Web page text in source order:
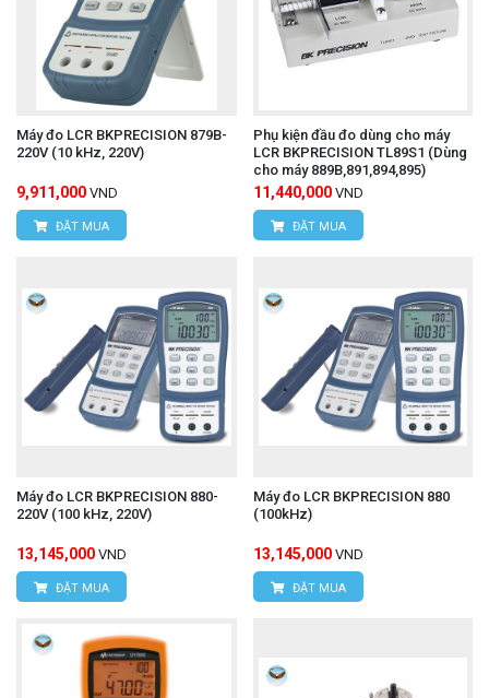
Máy đo LCR BKPRECISION 879B-
220V (10 kHz, 220V)
9,911,000 VND
ĐẶT MUA
Phụ kiện đầu đo dùng cho máy
LCR BKPRECISION TL89S1 (Dùng
cho máy 889B,891,894,895)
11,440,000 VND
ĐẶT MUA
Máy đo LCR BKPRECISION 880-
220V (100 kHz, 220V)
13,145,000 VND
ĐẶT MUA
Máy đo LCR BKPRECISION 880
(100kHz)
13,145,000 VND
ĐẶT MUA